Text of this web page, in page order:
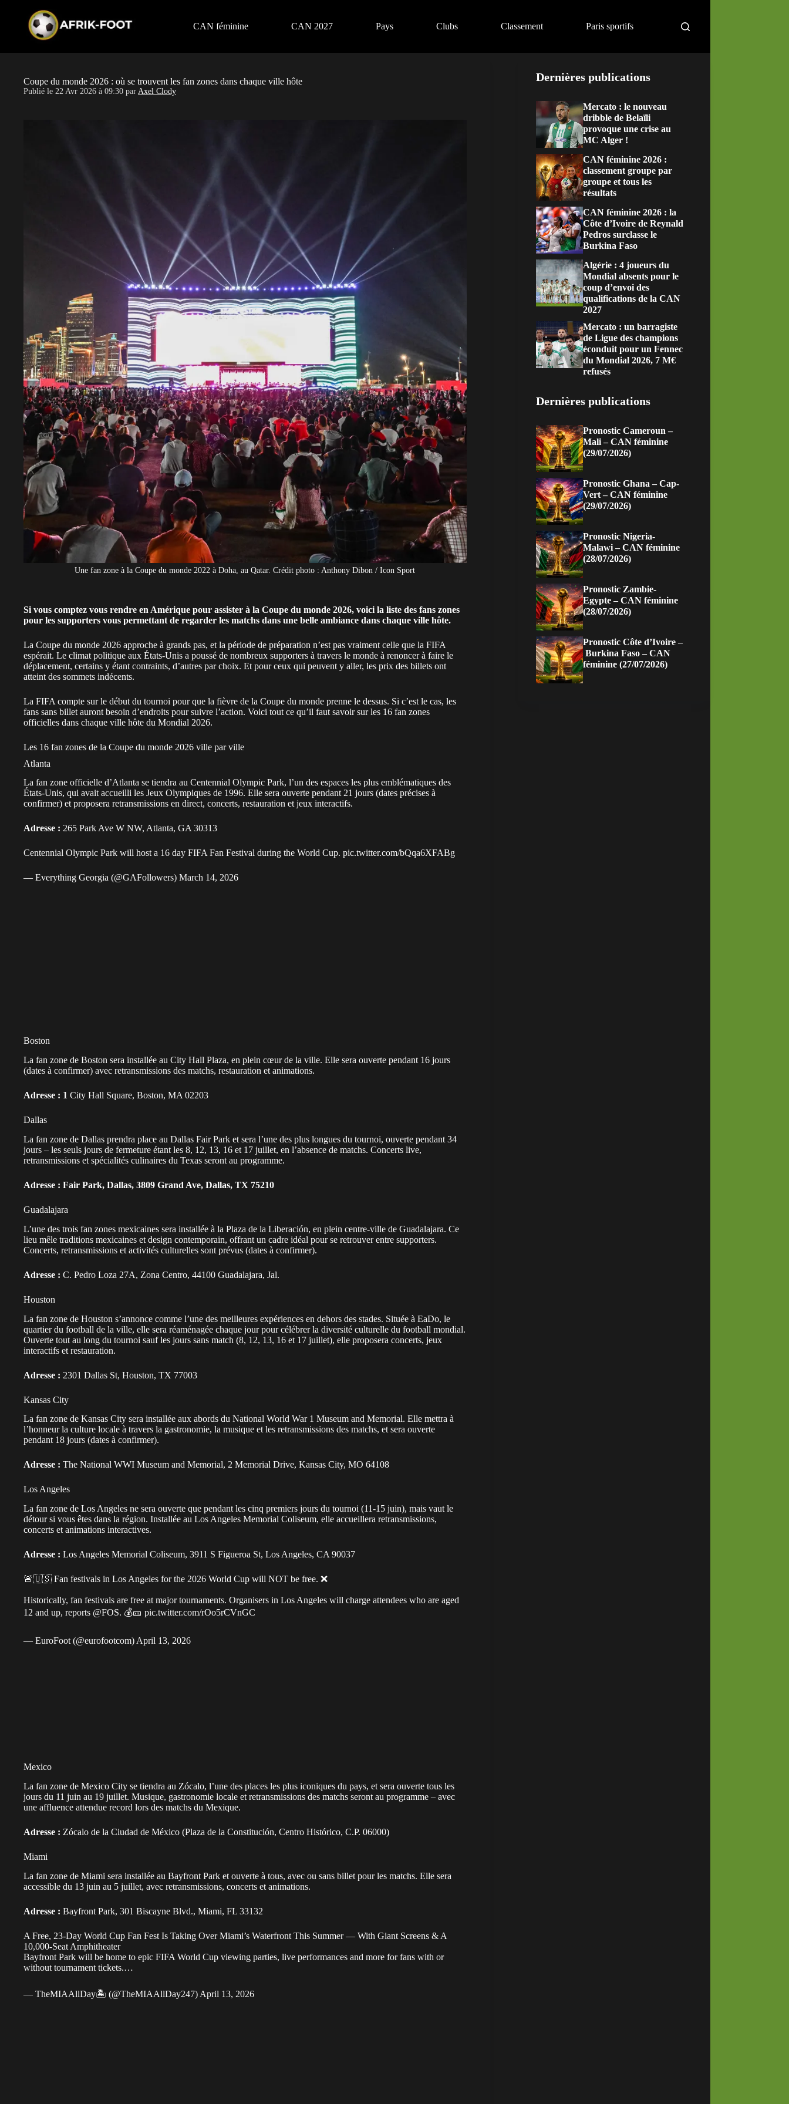
CAN féminine CAN 2027 Pays Clubs Classement Paris sportifs
Coupe du monde 2026 : où se trouvent les fan zones dans chaque ville hôte
Publié le 22 Avr 2026 à 09:30 par Axel Clody
Une fan zone à la Coupe du monde 2022 à Doha, au Qatar. Crédit photo : Anthony Dibon / Icon Sport
Si vous comptez vous rendre en Amérique pour assister à la Coupe du monde 2026, voici la liste des fans zones
pour les supporters vous permettant de regarder les matchs dans une belle ambiance dans chaque ville hôte.
La Coupe du monde 2026 approche à grands pas, et la période de préparation n’est pas vraiment celle que la FIFA
espérait. Le climat politique aux États-Unis a poussé de nombreux supporters à travers le monde à renoncer à faire le
déplacement, certains y étant contraints, d’autres par choix. Et pour ceux qui peuvent y aller, les prix des billets ont
atteint des sommets indécents.
La FIFA compte sur le début du tournoi pour que la fièvre de la Coupe du monde prenne le dessus. Si c’est le cas, les
fans sans billet auront besoin d’endroits pour suivre l’action. Voici tout ce qu’il faut savoir sur les 16 fan zones
officielles dans chaque ville hôte du Mondial 2026.
Les 16 fan zones de la Coupe du monde 2026 ville par ville
Atlanta
La fan zone officielle d’Atlanta se tiendra au Centennial Olympic Park, l’un des espaces les plus emblématiques des
États-Unis, qui avait accueilli les Jeux Olympiques de 1996. Elle sera ouverte pendant 21 jours (dates précises à
confirmer) et proposera retransmissions en direct, concerts, restauration et jeux interactifs.
Adresse : 265 Park Ave W NW, Atlanta, GA 30313
Centennial Olympic Park will host a 16 day FIFA Fan Festival during the World Cup. pic.twitter.com/bQqa6XFABg
— Everything Georgia (@GAFollowers) March 14, 2026
Boston
La fan zone de Boston sera installée au City Hall Plaza, en plein cœur de la ville. Elle sera ouverte pendant 16 jours
(dates à confirmer) avec retransmissions des matchs, restauration et animations.
Adresse : 1 City Hall Square, Boston, MA 02203
Dallas
La fan zone de Dallas prendra place au Dallas Fair Park et sera l’une des plus longues du tournoi, ouverte pendant 34
jours – les seuls jours de fermeture étant les 8, 12, 13, 16 et 17 juillet, en l’absence de matchs. Concerts live,
retransmissions et spécialités culinaires du Texas seront au programme.
Adresse : Fair Park, Dallas, 3809 Grand Ave, Dallas, TX 75210
Guadalajara
L’une des trois fan zones mexicaines sera installée à la Plaza de la Liberación, en plein centre-ville de Guadalajara. Ce
lieu mêle traditions mexicaines et design contemporain, offrant un cadre idéal pour se retrouver entre supporters.
Concerts, retransmissions et activités culturelles sont prévus (dates à confirmer).
Adresse : C. Pedro Loza 27A, Zona Centro, 44100 Guadalajara, Jal.
Houston
La fan zone de Houston s’annonce comme l’une des meilleures expériences en dehors des stades. Située à EaDo, le
quartier du football de la ville, elle sera réaménagée chaque jour pour célébrer la diversité culturelle du football mondial.
Ouverte tout au long du tournoi sauf les jours sans match (8, 12, 13, 16 et 17 juillet), elle proposera concerts, jeux
interactifs et restauration.
Adresse : 2301 Dallas St, Houston, TX 77003
Kansas City
La fan zone de Kansas City sera installée aux abords du National World War 1 Museum and Memorial. Elle mettra à
l’honneur la culture locale à travers la gastronomie, la musique et les retransmissions des matchs, et sera ouverte
pendant 18 jours (dates à confirmer).
Adresse : The National WWI Museum and Memorial, 2 Memorial Drive, Kansas City, MO 64108
Los Angeles
La fan zone de Los Angeles ne sera ouverte que pendant les cinq premiers jours du tournoi (11-15 juin), mais vaut le
détour si vous êtes dans la région. Installée au Los Angeles Memorial Coliseum, elle accueillera retransmissions,
concerts et animations interactives.
Adresse : Los Angeles Memorial Coliseum, 3911 S Figueroa St, Los Angeles, CA 90037
🚨🇺🇸 Fan festivals in Los Angeles for the 2026 World Cup will NOT be free. ❌
Historically, fan festivals are free at major tournaments. Organisers in Los Angeles will charge attendees who are aged
12 and up, reports @FOS. 💰🎫 pic.twitter.com/rOo5rCVnGC
— EuroFoot (@eurofootcom) April 13, 2026
Mexico
La fan zone de Mexico City se tiendra au Zócalo, l’une des places les plus iconiques du pays, et sera ouverte tous les
jours du 11 juin au 19 juillet. Musique, gastronomie locale et retransmissions des matchs seront au programme – avec
une affluence attendue record lors des matchs du Mexique.
Adresse : Zócalo de la Ciudad de México (Plaza de la Constitución, Centro Histórico, C.P. 06000)
Miami
La fan zone de Miami sera installée au Bayfront Park et ouverte à tous, avec ou sans billet pour les matchs. Elle sera
accessible du 13 juin au 5 juillet, avec retransmissions, concerts et animations.
Adresse : Bayfront Park, 301 Biscayne Blvd., Miami, FL 33132
A Free, 23-Day World Cup Fan Fest Is Taking Over Miami’s Waterfront This Summer — With Giant Screens & A
10,000-Seat Amphitheater
Bayfront Park will be home to epic FIFA World Cup viewing parties, live performances and more for fans with or
without tournament tickets.…
— TheMIAAllDay🏝 (@TheMIAAllDay247) April 13, 2026
Dernières publications
Mercato : le nouveau
dribble de Belaïli
provoque une crise au
MC Alger !
CAN féminine 2026 :
classement groupe par
groupe et tous les
résultats
CAN féminine 2026 : la
Côte d’Ivoire de Reynald
Pedros surclasse le
Burkina Faso
Algérie : 4 joueurs du
Mondial absents pour le
coup d’envoi des
qualifications de la CAN
2027
Mercato : un barragiste
de Ligue des champions
éconduit pour un Fennec
du Mondial 2026, 7 M€
refusés
Dernières publications
Pronostic Cameroun –
Mali – CAN féminine
(29/07/2026)
Pronostic Ghana – Cap-
Vert – CAN féminine
(29/07/2026)
Pronostic Nigeria-
Malawi – CAN féminine
(28/07/2026)
Pronostic Zambie-
Egypte – CAN féminine
(28/07/2026)
Pronostic Côte d’Ivoire –
Burkina Faso – CAN
féminine (27/07/2026)